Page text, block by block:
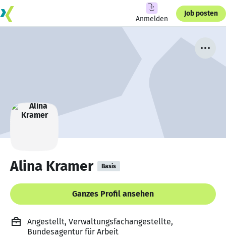
Anmelden
Job posten
Alina Kramer Basis
Ganzes Profil ansehen
Angestellt, Verwaltungsfachangestellte,
Bundesagentur für Arbeit